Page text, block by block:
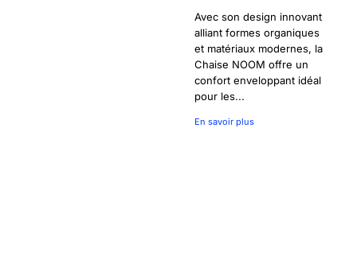
Avec son design innovant
alliant formes organiques
et matériaux modernes, la
Chaise NOOM offre un
confort enveloppant idéal
pour les...
En savoir plus